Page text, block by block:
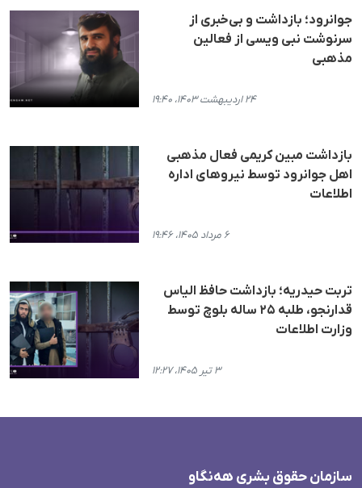
جوانرود؛ بازداشت و بی‌خبری از
سرنوشت نبی ویسی از فعالین
مذهبی
۲۴ اردیبهشت ۱۴۰۳، ۱۹:۴۰
بازداشت مبین کریمی فعال مذهبی
اهل جوانرود توسط نیروهای اداره
اطلاعات
۶ مرداد ۱۴۰۵، ۱۹:۴۶
تربت حیدریه؛ بازداشت حافظ الیاس
قدارنجو، طلبه ۲۵ ساله بلوچ توسط
وزارت اطلاعات
۳ تیر ۱۴۰۵، ۱۲:۲۷
سازمان حقوق بشری هەنگاو